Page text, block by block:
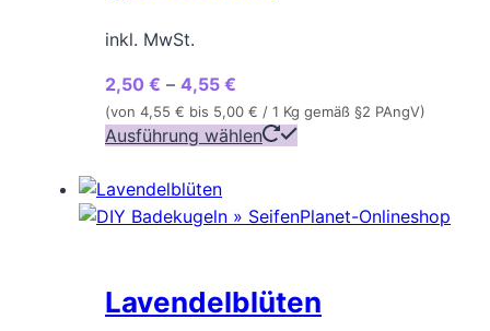
inkl. MwSt.
2,50 € – 4,55 €
(von 4,55 € bis 5,00 € / 1 Kg gemäß §2 PAngV)
Ausführung wählen
Dieses
mehrere
Die
Lavendelblüten